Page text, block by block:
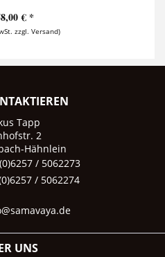
€ *
zzgl. Versand)
Tapp
2
Hähnlein
/ 5062273
/ 5062274
UNS